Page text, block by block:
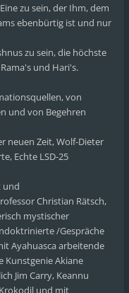
zu sein, der Ihm, dem
ebenbürtig ist und nur
zu sein, die höchste
und Hari's.
von
und von Begehren
neuen Zeit, Wolf-Dieter
Echte LSD-25
und
Christian Rätsch,
mystischer
/Gespräche
Ayahuasca arbeitende
Kunstgenie Akiane
Jim Carry, Keannu
und mit